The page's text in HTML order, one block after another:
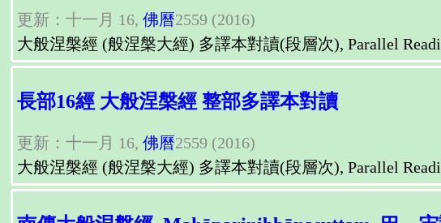
更新：十一月 16, 佛曆2559 (2016)
大般涅槃經 (般涅槃大經) 多譯本對讀(段層次), Parallel
長部16經 大般涅槃經 整部多譯本對讀
更新：十一月 16, 佛曆2559 (2016)
大般涅槃經 (般涅槃大經) 多譯本對讀(段層次), Parallel